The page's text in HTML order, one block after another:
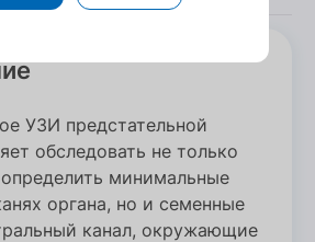
УЗИ предстательной
обследовать не только
минимальные
органа, но и семенные
канал, окружающие